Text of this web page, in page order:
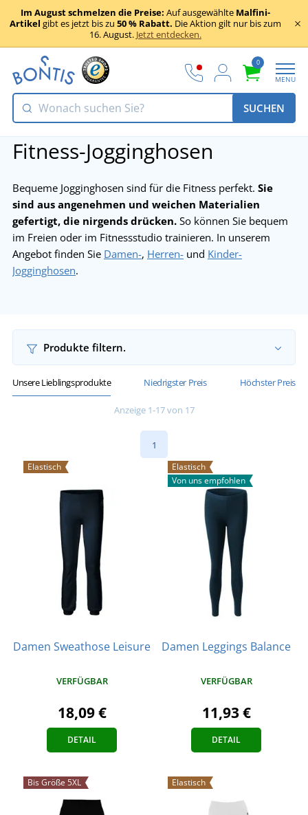
Im August schmelzen die Preise: Auf ausgewählte Malfini-
Artikel gibt es jetzt bis zu 50 % Rabatt. Die Aktion gilt nur bis zum
16. August. Jetzt entdecken.
0
MENU
SUCHEN
Fitness-Jogginghosen
Bequeme Jogginghosen sind für die Fitness perfekt. Sie
sind aus angenehmen und weichen Materialien
gefertigt, die nirgends drücken. So können Sie bequem
im Freien oder im Fitnessstudio trainieren. In unserem
Angebot finden Sie Damen-, Herren- und Kinder-
Jogginghosen.
Produkte filtern.
Unsere Lieblingsprodukte Niedrigster Preis Höchster Preis
Anzeige 1-17 von 17
1
Elastisch
Damen Sweathose Leisure
VERFÜGBAR
18,09 €
DETAIL
Elastisch
Von uns empfohlen
Damen Leggings Balance
VERFÜGBAR
11,93 €
DETAIL
Bis Größe 5XL Elastisch